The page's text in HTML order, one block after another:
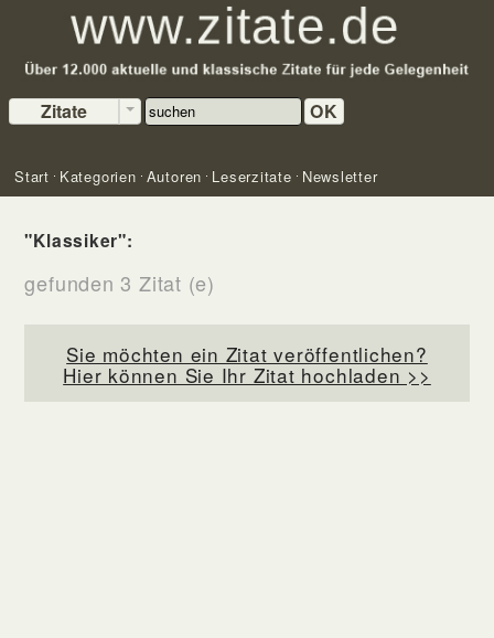
Zitate OK
Start Kategorien Autoren Leserzitate Newsletter
"Klassiker":
gefunden 3 Zitat (e)
Sie möchten ein Zitat veröffentlichen?
Hier können Sie Ihr Zitat hochladen >>